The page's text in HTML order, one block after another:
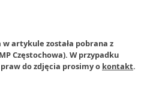
artykule została pobrana z
Częstochowa). W przypadku
do zdjęcia prosimy o kontakt.